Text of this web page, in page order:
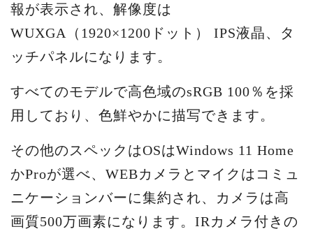
報が表示され、解像度は
WUXGA（1920×1200ドット） IPS液晶、タ
ッチパネルになります。
すべてのモデルで高色域のsRGB 100％を採
用しており、色鮮やかに描写できます。
その他のスペックはOSはWindows 11 Home
かProが選べ、WEBカメラとマイクはコミュ
ニケーションバーに集約され、カメラは高
画質500万画素になります。IRカメラ付きの